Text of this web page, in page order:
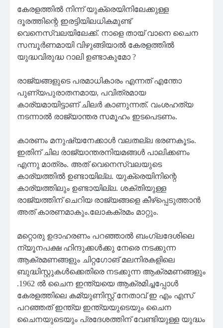
കേരളത്തിൽ നിന്ന് യുക്രെയിനിലേക്കുള്ള
ദൂരത്തിന്റെ ഇരട്ടിയിലധികമുണ്ട്
വെനെസ്വലയിലേക്ക്. നാളെ തായ് വാനെ ചൈന
സമ്പൂർണമായി വിഴുങ്ങിയാൽ കേരളത്തിൽ
യുദ്ധവിരുദ്ധ റാലി ഉണ്ടാകുമോ ?
രാജ്യങ്ങളുടെ പരമാധികാരം എന്നത് എന്തോ
പുണ്യപുരാതനമായ, പവിത്രമായ
കാര്യമായിട്ടാണ് ചിലർ കാണുന്നത്. വംശഹത്യ
നടന്നാൽ രാജ്യാന്തര സമൂഹം ഇടപെടണം.
കാരണം മനുഷ്യനേക്കാൾ വലതല്ല ഭരണകൂടം.
ഇതിന് ചില രാജ്യാന്തരനിയമങ്ങൾ പാലിക്കണം
എന്നു മാത്രം. അത് വെനെസ്വലയുടെ
കാര്യത്തിൽ ഉണ്ടായില്ല. യുക്രെയിനിന്റെ
കാര്യത്തിലും ഉണ്ടായില്ല. ശക്തിയുള്ള
രാജ്യത്തിന് ചെറിയ രാജ്യങ്ങളെ കീഴ്പ്പെടുത്താൻ
അത് കാരണമാകും.ലോകക്രമം മാറ്റും.
മറ്റൊരു ഉദാഹരണം പറഞ്ഞാൽ ബംഗ്ലദേശിലെ
ന്യൂനപക്ഷ ഹിന്ദുക്കൾക്കു നേരെ നടക്കുന്ന
ആക്രമണങ്ങളും ചിറ്റഗോങ് മലനിരകളിലെ
ബുദ്ധിസ്റ്റുകൾക്കെതിരെ നടക്കുന്ന ആക്രമണങ്ങളും
.1962 ൽ ചൈന ഇന്ത്യയെ ആക്രമിച്ചപ്പോൾ
കേരളത്തിലെ കമ്യുണിസ്റ്റ് നേതാവ് ഇ എം എസ്
പറഞ്ഞത് ഇന്ത്യ ഇന്ത്യയുടെയും ചൈന
ചൈനയുടെയും പ്രദേശത്തിന് വേണ്ടിയുള്ള യുദ്ധം